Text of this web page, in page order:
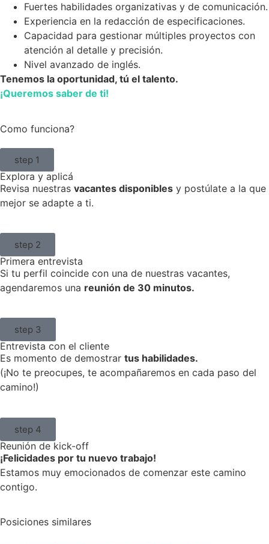
Fuertes habilidades organizativas y de comunicación.
Experiencia en la redacción de especificaciones.
Capacidad para gestionar múltiples proyectos con
atención al detalle y precisión.
Nivel avanzado de inglés.
Tenemos la oportunidad, tú el talento.
¡Queremos saber de ti!
Como funciona?
step 1
Explora y aplicá
Revisa nuestras vacantes disponibles y postúlate a la que
mejor se adapte a ti.
step 2
Primera entrevista
Si tu perfil coincide con una de nuestras vacantes,
agendaremos una reunión de 30 minutos.
step 3
Entrevista con el cliente
Es momento de demostrar tus habilidades.
(¡No te preocupes, te acompañaremos en cada paso del
camino!)
step 4
Reunión de kick-off
¡Felicidades por tu nuevo trabajo!
Estamos muy emocionados de comenzar este camino
contigo.
Posiciones similares